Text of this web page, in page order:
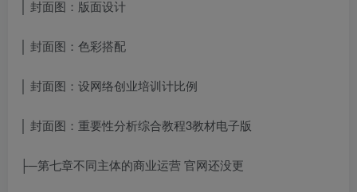
│ 封面图：版面设计
│ 封面图：色彩搭配
│ 封面图：设网络创业培训计比例
│ 封面图：重要性分析综合教程3教材电子版
├─第七章不同主体的商业运营 官网还没更